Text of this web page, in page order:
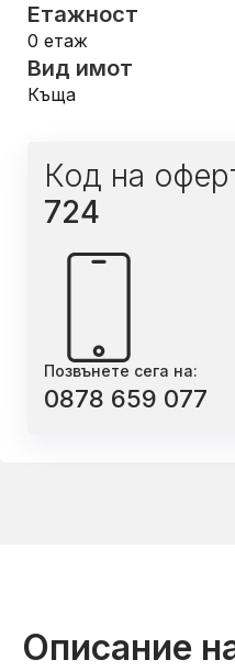
Етажност
0 етаж
Вид имот
Къща
Код на
724
Позвънете сега на:
0878 659 077
Описание